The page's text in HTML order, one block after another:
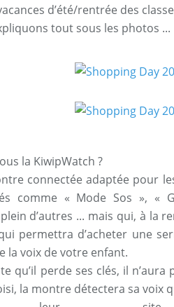
d’été/rentrée des
tout sous les photos ...
la KiwipWatch ?
connectée adaptée pour
comme « Mode Sos », «
d’autres ... mais qui, à la
permettra d’acheter une
la voix de votre enfant.
qu’il perde ses clés, il
la montre détectera sa voix